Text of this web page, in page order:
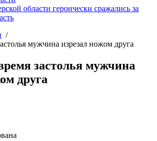
области героически сражались за
мужчина изрезал ножом друга
застолья мужчина
друга